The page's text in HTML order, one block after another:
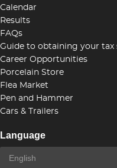
Calendar
Results
FAQs
Guide to obtaining your
Career Opportunities
Porcelain Store
Flea Market
Pen and Hammer
Cars & Trailers
Language